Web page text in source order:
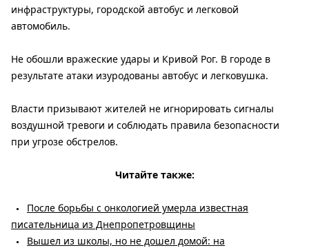
инфраструктуры, городской автобус и легковой
автомобиль.
Не обошли вражеские удары и Кривой Рог. В городе в
результате атаки изуродованы автобус и легковушка.
Власти призывают жителей не игнорировать сигналы
воздушной тревоги и соблюдать правила безопасности
при угрозе обстрелов.
Читайте также:
После борьбы с онкологией умерла известная
писательница из Днепропетровщины
Вышел из школы, но не дошел домой: на